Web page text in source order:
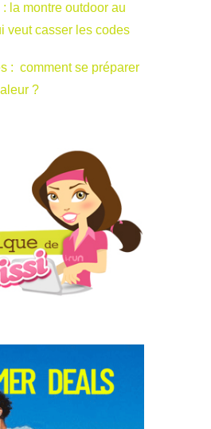
la montre outdoor au
veut casser les codes
: comment se préparer
?